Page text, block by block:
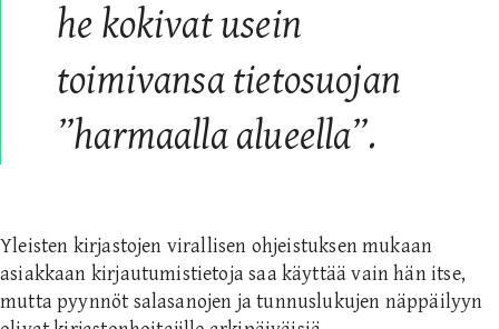
he kokivat usein
toimivansa tietosuojan
”harmaalla alueella”.
Yleisten kirjastojen virallisen ohjeistuksen mukaan
asiakkaan kirjautumistietoja saa käyttää vain hän itse,
mutta pyynnöt salasanojen ja tunnuslukujen näppäilyyn